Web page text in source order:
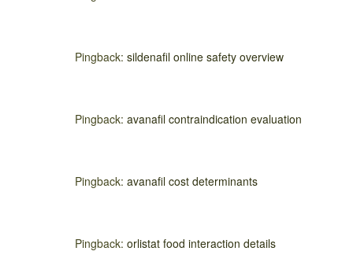
Pingback: sildenafil online safety overview
Pingback: avanafil contraindication evaluation
Pingback: avanafil cost determinants
Pingback: orlistat food interaction details